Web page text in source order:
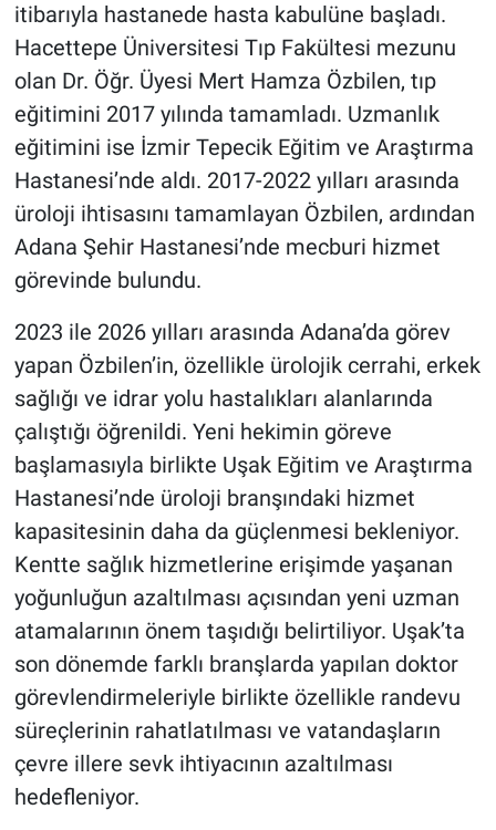
itibarıyla hastanede hasta kabulüne başladı.
Hacettepe Üniversitesi Tıp Fakültesi mezunu
olan Dr. Öğr. Üyesi Mert Hamza Özbilen, tıp
eğitimini 2017 yılında tamamladı. Uzmanlık
eğitimini ise İzmir Tepecik Eğitim ve Araştırma
Hastanesi’nde aldı. 2017-2022 yılları arasında
üroloji ihtisasını tamamlayan Özbilen, ardından
Adana Şehir Hastanesi’nde mecburi hizmet
görevinde bulundu.
2023 ile 2026 yılları arasında Adana’da görev
yapan Özbilen’in, özellikle ürolojik cerrahi, erkek
sağlığı ve idrar yolu hastalıkları alanlarında
çalıştığı öğrenildi. Yeni hekimin göreve
başlamasıyla birlikte Uşak Eğitim ve Araştırma
Hastanesi’nde üroloji branşındaki hizmet
kapasitesinin daha da güçlenmesi bekleniyor.
Kentte sağlık hizmetlerine erişimde yaşanan
yoğunluğun azaltılması açısından yeni uzman
atamalarının önem taşıdığı belirtiliyor. Uşak’ta
son dönemde farklı branşlarda yapılan doktor
görevlendirmeleriyle birlikte özellikle randevu
süreçlerinin rahatlatılması ve vatandaşların
çevre illere sevk ihtiyacının azaltılması
hedefleniyor.